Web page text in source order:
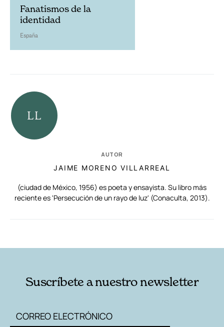
Fanatismos de la
identidad
España
AUTOR
JAIME MORENO VILLARREAL
(ciudad de México, 1956) es poeta y ensayista. Su libro más
reciente es 'Persecución de un rayo de luz' (Conaculta, 2013).
Suscríbete a nuestro newsletter